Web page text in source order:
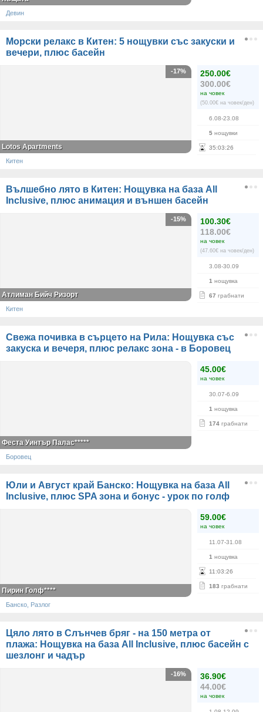
Девин
Морски релакс в Китен: 5 нощувки със закуски и
вечери, плюс басейн
250.00€
300.00€
на човек
(50.00€ на човек/ден)
6.08-23.08
5 нощувки
35:03:26
-17%
Lotos Apartments
Китен
Вълшебно лято в Китен: Нощувка на база All
Inclusive, плюс анимация и външен басейн
100.30€
118.00€
на човек
(47.60€ на човек/ден)
3.08-30.09
1 нощувка
67 грабнати
-15%
Атлиман Бийч Ризорт
Китен
Свежа почивка в сърцето на Рила: Нощувка със
закуска и вечеря, плюс релакс зона - в Боровец
45.00€
на човек
30.07-6.09
1 нощувка
174 грабнати
Феста Уинтър Палас*****
Боровец
Юли и Август край Банско: Нощувка на база All
Inclusive, плюс SPA зона и бонус - урок по голф
59.00€
на човек
11.07-31.08
1 нощувка
11 :03:26
183 грабнати
Пирин Голф****
Банско, Разлог
Цяло лято в Слънчев бряг - на 150 метра от
плажа: Нощувка на база All Inclusive, плюс басейн с
шезлонг и чадър
36.90€
44.00€
на човек
-16%